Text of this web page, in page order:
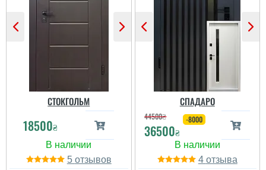
В магазині дуже великий
вибір і дуже
модель. Встановили
читати всі відгуки
Класний дизайн,надійне
дерев'яне покриття,
хороші замки і метал,
гарно утеплені, дякую за
допомогу у виборі
дверей, все дуже
СТОКГОЛЬМ
18500₴
5
СПАДАРО
44500₴
36500₴
-8000
4